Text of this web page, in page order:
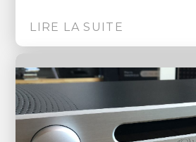
LIRE LA SUITE